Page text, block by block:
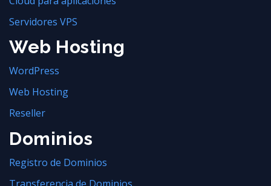
Servidores VPS
Web Hosting
WordPress
Web Hosting
Reseller
Dominios
Registro de Dominios